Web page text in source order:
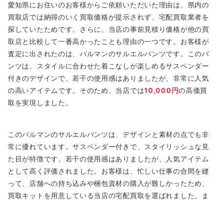
愛知県にお住いのお客様からご依頼いただいた理由は、県内の
買取店では納得のいく買取価格が提示されず、宅配買取業者を
探していたためです。さらに、当店の事前見積り価格が他の買
取店と比較して一番高かったことも理由の一つです。お客様が
査定に出されたのは、バルマンのサルエルパンツです。このパ
ンツは、スタイルに合わせた着こなしが楽しめるサスペンダー
付きのデザインで、若干の使用感はありましたが、非常に人気
の高いアイテムです。そのため、当店では10,000円の高価買
取を実現しました。
このバルマンのサルエルパンツは、デザインと素材の点でも非
常に優れています。サスペンダー付きで、スタイリッシュな見
た目が特徴です。若干の使用感はありましたが、人気アイテム
として高く評価されました。お客様は、忙しい仕事の合間を縫
って、店舗への持ち込みや梱包資材の購入が難しかったため、
買取キットを用意している当店の宅配買取を選ばれました。ま